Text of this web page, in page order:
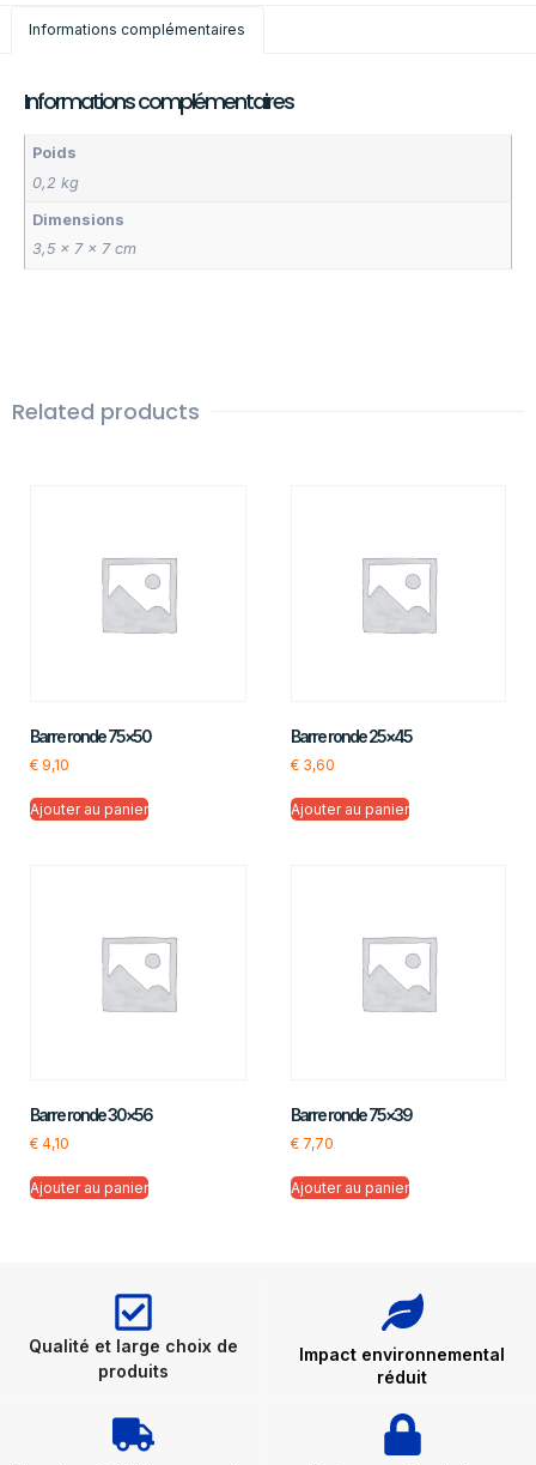
Informations complémentaires
Informations complémentaires
Poids
0,2 kg
Dimensions
3,5 × 7 × 7 cm
Related products
Barre ronde 75×50
€ 9,10
Ajouter au panier
Barre ronde 25×45
€3,60
Ajouter au panier
Barre ronde 30×56
€ 4,10
Ajouter au panier
Barre ronde 75×39
€7,70
Ajouter au panier
Qualité et large choix de
produits
Impact environnemental
réduit